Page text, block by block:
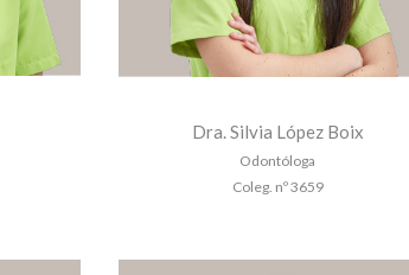
Dra. Silvia López Boix
Odontóloga
Coleg. nº 3659